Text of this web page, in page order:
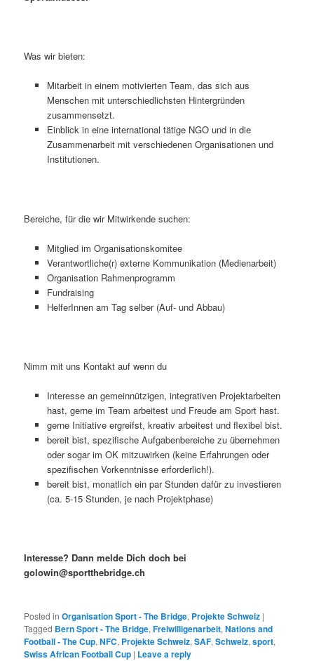
Was wir bieten:
Mitarbeit in einem motivierten Team, das sich aus
Menschen mit unterschiedlichsten Hintergründen
zusammensetzt.
Einblick in eine international tätige NGO und in die
Zusammenarbeit mit verschiedenen Organisationen und
Institutionen.
Bereiche, für die wir Mitwirkende suchen:
Mitglied im Organisationskomitee
Verantwortliche(r) externe Kommunikation (Medienarbeit)
Organisation Rahmenprogramm
Fundraising
HelferInnen am Tag selber (Auf- und Abbau)
Nimm mit uns Kontakt auf wenn du
Interesse an gemeinnützigen, integrativen Projektarbeiten
hast, gerne im Team arbeitest und Freude am Sport hast.
gerne Initiative ergreifst, kreativ arbeitest und flexibel bist.
bereit bist, spezifische Aufgabenbereiche zu übernehmen
oder sogar im OK mitzuwirken (keine Erfahrungen oder
spezifischen Vorkenntnisse erforderlich!).
bereit bist, monatlich ein par Stunden dafür zu investieren
(ca. 5-15 Stunden, je nach Projektphase)
Interesse? Dann melde Dich doch bei
golowin@sportthebridge.ch
Posted in Organisation Sport - The Bridge, Projekte Schweiz |
Tagged Bern Sport - The Bridge,Freiwilligenarbeit,Nations and
Football - The Cup,NFC, Projekte Schweiz,SAF,Schweiz,sport,
Swiss African Football Cup | Leave a reply